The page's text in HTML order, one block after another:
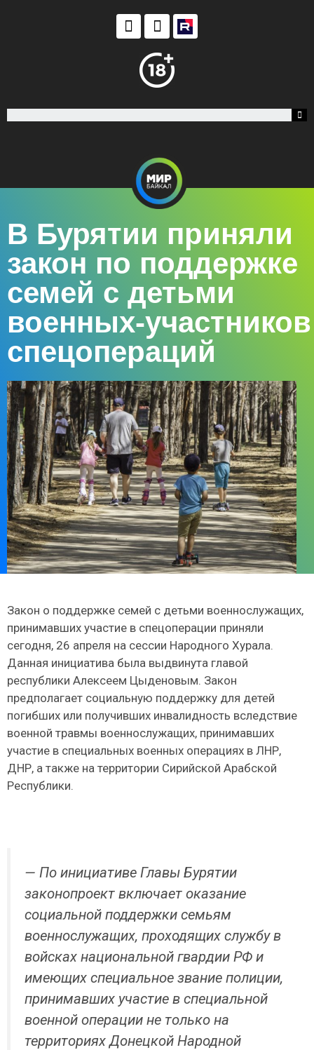
В Бурятии приняли
закон по поддержке
семей с детьми
военных-участников
спецопераций
Закон о поддержке семей с детьми военнослужащих,
принимавших участие в спецоперации приняли
сегодня, 26 апреля на сессии Народного Хурала.
Данная инициатива была выдвинута главой
республики Алексеем Цыденовым. Закон
предполагает социальную поддержку для детей
погибших или получивших инвалидность вследствие
военной травмы военнослужащих, принимавших
участие в специальных военных операциях в ЛНР,
ДНР, а также на территории Сирийской Арабской
Республики.
— По инициативе Главы Бурятии
законопроект включает оказание
социальной поддержки семьям
военнослужащих, проходящих службу в
войсках национальной гвардии РФ и
имеющих специальное звание полиции,
принимавших участие в специальной
военной операции не только на
территориях Донецкой Народной